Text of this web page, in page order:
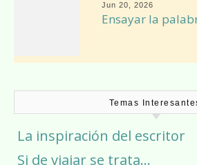
Jun 20, 2026
Ensayar la
Temas
La inspiración del escritor
Si de viajar se trata…